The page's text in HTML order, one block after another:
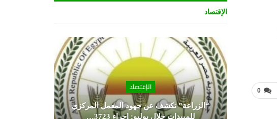
0
الإقتصاد
الإقتصاد
“الزراعة” تكشف عن جهود المعمل المركزي
للمبيدات خلال يوليو: إجراء 3723…